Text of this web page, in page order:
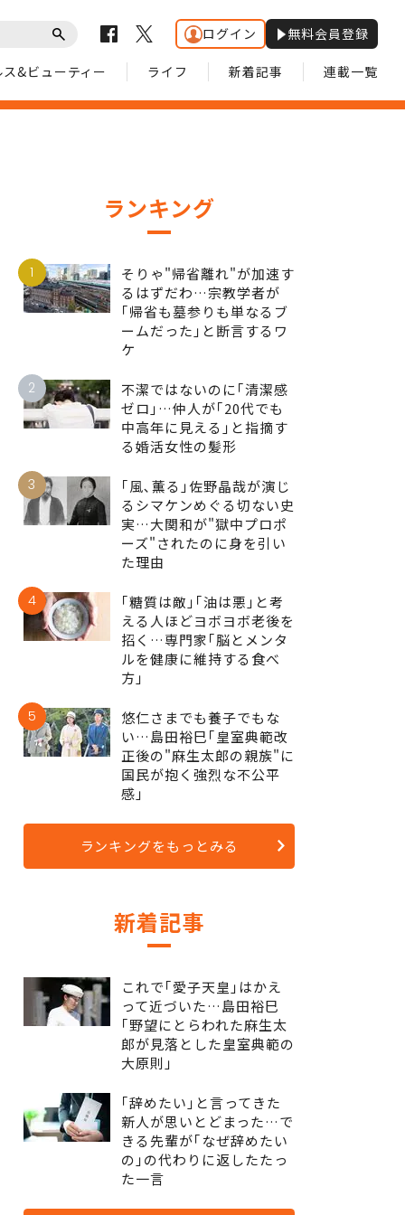
ログイン 無料会員登録
ス&ビューティー ライフ 新着記事 連載一覧
ランキング
1
そりゃ"帰省離れ"が加速す
るはずだわ…宗教学者が
｢帰省も墓参りも単なるブ
ームだった｣と断言するワ
ケ
2
不潔ではないのに｢清潔感
ゼロ｣…仲人が｢20代でも
中高年に見える｣と指摘す
る婚活女性の髪形
3
｢風､薫る｣佐野晶哉が演じ
るシマケンめぐる切ない史
実…大関和が"獄中プロポ
ーズ"されたのに身を引い
た理由
4
｢糖質は敵｣｢油は悪｣と考
える人ほどヨボヨボ老後を
招く…専門家｢脳とメンタ
ルを健康に維持する食べ
方｣
5
悠仁さまでも養子でもな
い…島田裕巳｢皇室典範改
正後の"麻生太郎の親族"に
国民が抱く強烈な不公平
感｣
ランキングをもっとみる
新着記事
これで｢愛子天皇｣はかえ
って近づいた…島田裕巳
｢野望にとらわれた麻生太
郎が見落とした皇室典範の
大原則｣
｢辞めたい｣と言ってきた
新人が思いとどまった…で
きる先輩が｢なぜ辞めたい
の｣の代わりに返したたっ
た一言